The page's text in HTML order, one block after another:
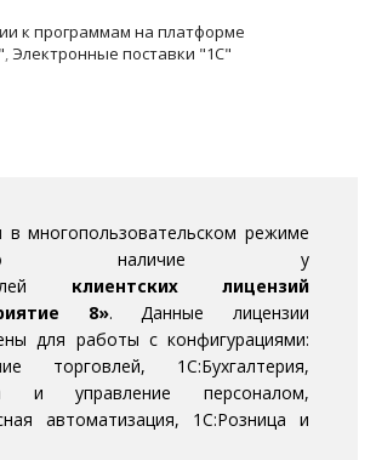
к программам на платформе
, Электронные поставки "1С"
многопользовательском режиме
наличие у
клиентских лицензий
8». Данные лицензии
для работы с конфигурациями:
торговлей, 1С:Бухгалтерия,
и управление персоналом,
автоматизация, 1С:Розница и